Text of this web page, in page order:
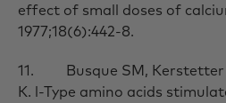
effect of small doses of
1977;18(6):442-8.
11. Busque SM, Kerstetter
K. l-Type amino acids